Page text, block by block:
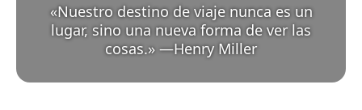
«Nuestro destino de viaje nunca es un
lugar, sino una nueva forma de ver las
cosas.» —Henry Miller